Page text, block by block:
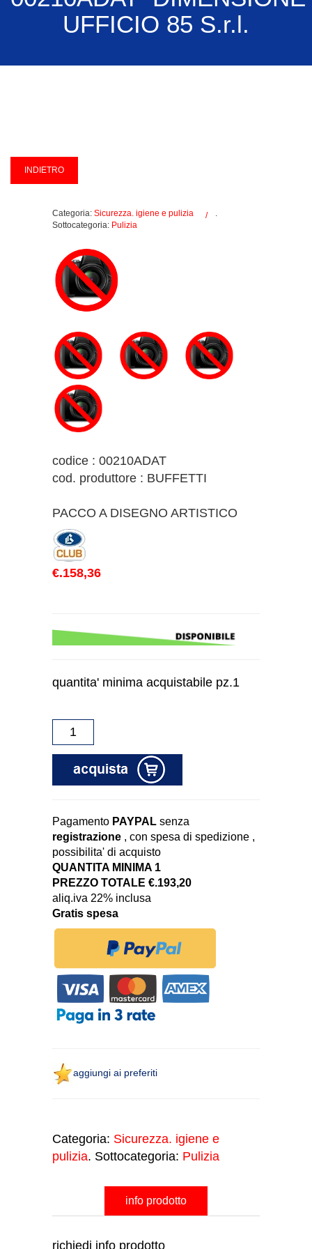
UFFICIO 85 S.r.l.
Categoria: Sicurezza. igiene e pulizia
.
Sottocategoria: Pulizia
codice : 00210ADAT
cod. produttore : BUFFETTI
PACCO A DISEGNO ARTISTICO
€.158,36
quantita' minima acquistabile pz.1
Pagamento PAYPAL senza
registrazione , con spesa di spedizione ,
possibilita' di acquisto
QUANTITA MINIMA 1
PREZZO TOTALE €.193,20
aliq.iva 22% inclusa
Gratis spesa
aggiungi ai preferiti
Categoria: Sicurezza. igiene e
pulizia. Sottocategoria: Pulizia
info prodotto
richiedi info prodotto